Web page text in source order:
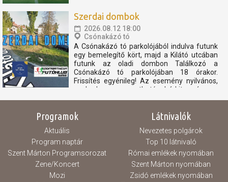
Szerdai dombok
2026.08.12 18:00
Csónakázó tó
A Csónakázó tó parkolójából indulva futunk
egy bemelegítő kört, majd a Kilátó utcában
futunk az oladi dombon Találkozó a
Csónakázó tó parkolójában 18 órakor.
Frissítés egyénileg! Az esemény nyilvános,
szabadon megosztható, bárkit szívesen
Programok
Aktuális
Program naptár
Szent Márton Programsorozat
Zene/Koncert
Mozi
Látnivalók
Nevezetes polgárok
Top 10 látnivaló
Római emlékek nyomában
Szent Márton nyomában
Zsidó emlékek nyomában